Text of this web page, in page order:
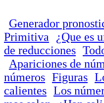
Generador
Primitiva
¿Que es
de reducciones
Apariciones de
números Figuras
calientes Los